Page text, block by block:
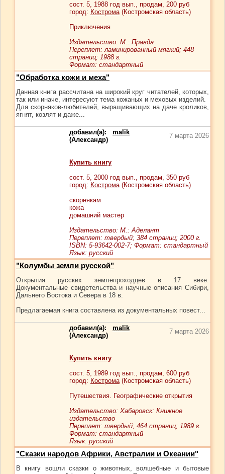
сост. 5, 1988 год вып., продам, 200 руб
город: Кострома(Костромская область)
Приключения
Издательство: М.: Правда
Переплет: ламинированный мягкий; 448
страниц; 1988 г.
Формат: стандартный
"Обработка кожи и меха"
Данная книга рассчитана на широкий круг читателей, которых,
так или иначе, интересуют тема кожаных и меховых изделий.
Для скорняков-любителей, выращивающих на даче кроликов,
ягнят, козлят и даже...
добавил(а): malik
(Александр)
7 марта 2026
Купить книгу
сост. 5, 2000 год вып., продам, 350 руб
город: Кострома(Костромская область)
скорнякам
кожа
домашний мастер
Издательство: М.: Аделант
Переплет: твердый; 384 страниц; 2000 г.
ISBN: 5-93642-002-7; Формат: стандартный
Язык: русский
"Колумбы земли русской"
Открытия русских землепроходцев в 17 веке.
Документальные свидетельства и научные описания Сибири,
Дальнего Востока и Севера в 18 в.
Предлагаемая книга составлена из документальных повест...
добавил(а): malik
(Александр)
7 марта 2026
Купить книгу
сост. 5, 1989 год вып., продам, 600 руб
город: Кострома(Костромская область)
Путешествия. Географические открытия
Издательство: Хабаровск: Книжное
издательство
Переплет: твердый; 464 страниц; 1989 г.
Формат: стандартный
Язык: русский
"Сказки народов Африки, Австралии и Океании"
В книгу вошли сказки о животных, волшебные и бытовые